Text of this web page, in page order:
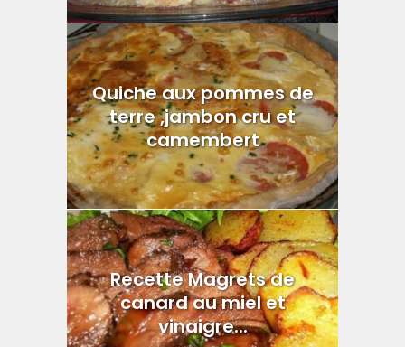
Quiche aux pommes de
terre ,jambon cru et
camembert
Recette Magrets de
canard au miel et
vinaigre...